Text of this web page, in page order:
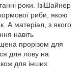
роки. ІзіШайнер
риби, якою
А матеріал, з якого
навіть
прорізом для
для лову на
для інших